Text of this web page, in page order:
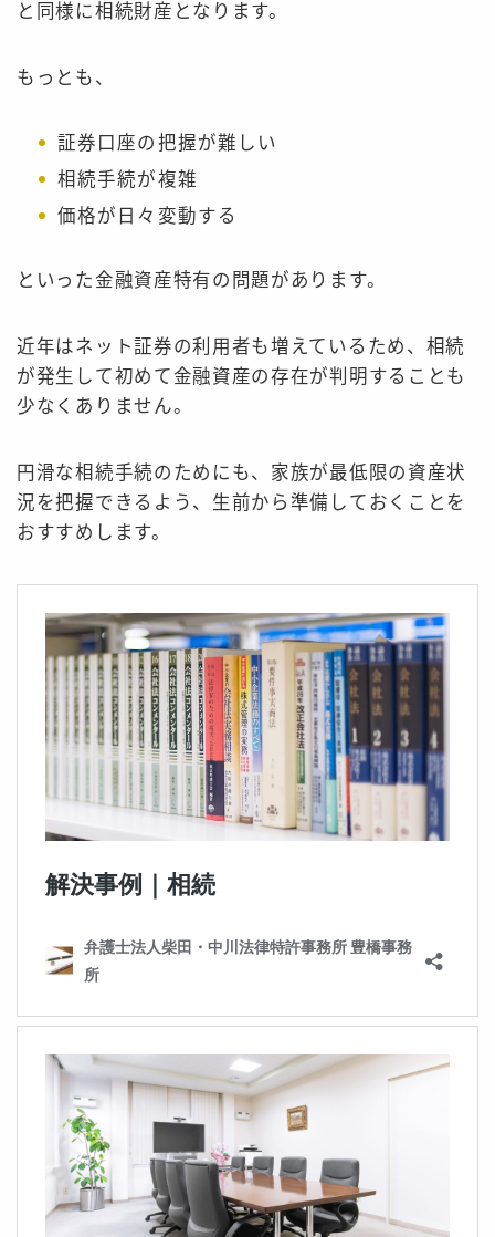
と同様に相続財産となります。
もっとも、
証券口座の把握が難しい
相続手続が複雑
価格が日々変動する
といった金融資産特有の問題があります。
近年はネット証券の利用者も増えているため、相続
が発生して初めて金融資産の存在が判明することも
少なくありません。
円滑な相続手続のためにも、家族が最低限の資産状
況を把握できるよう、生前から準備しておくことを
おすすめします。